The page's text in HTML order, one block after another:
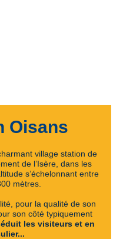
Oisans
village station de
de l’Isère, dans les
s’échelonnant entre
mètres.
pour la qualité de son
son côté typiquement
les visiteurs et en